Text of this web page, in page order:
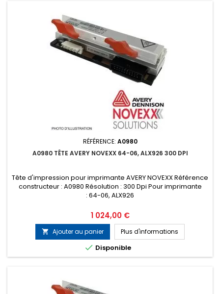
RÉFÉRENCE: A0980
A0980 TÊTE AVERY NOVEXX 64-06, ALX926 300 DPI
Tête d'impression pour imprimante AVERY NOVEXX Référence
constructeur : A0980 Résolution : 300 Dpi Pour imprimante
: 64-06, ALX926
Prix
1 024,00 €
 Ajouter au panier Plus d'informations
 Disponible